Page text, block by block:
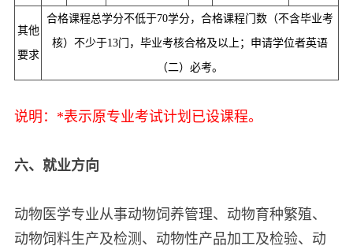
其他
要求
合格课程总学分不低于70学分，合格课程门数（不含毕业考
核）不少于13门，毕业考核合格及以上；申请学位者英语
（二）必考。
说明：*表示原专业考试计划已设课程。
六、就业方向
动物医学专业从事动物饲养管理、动物育种繁殖、
动物饲料生产及检测、动物性产品加工及检验、动